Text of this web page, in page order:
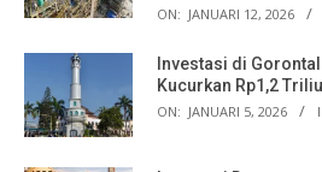
ON: JANUARI 12, 2026
Investasi di
Kucurkan Rp1,2
ON: JANUARI 5, 2026